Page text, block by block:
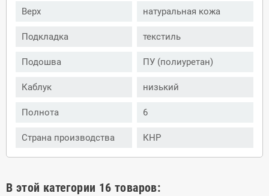
Верх натуральная кожа
Подкладка текстиль
Подошва ПУ (полиуретан)
Каблук низький
Полнота 6
Страна производства КНР
В этой категории 16 товаров: